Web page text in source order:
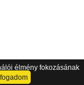
élmény fokozásának